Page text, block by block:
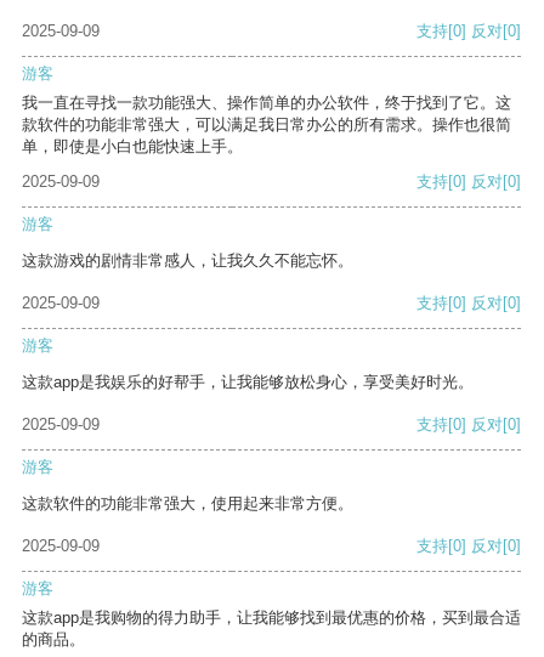
2025-09-09 支持[0] 反对[0]
游客
我一直在寻找一款功能强大、操作简单的办公软件，终于找到了它。这
款软件的功能非常强大，可以满足我日常办公的所有需求。操作也很简
单，即使是小白也能快速上手。
2025-09-09
支持[0] 反对[0]
游客
这款游戏的剧情非常感人，让我久久不能忘怀。
2025-09-09 支持[0] 反对[0]
游客
这款app是我娱乐的好帮手，让我能够放松身心，享受美好时光。
2025-09-09 支持[0] 反对[0]
游客
这款软件的功能非常强大，使用起来非常方便。
2025-09-09 支持[0] 反对[0]
游客
这款app是我购物的得力助手，让我能够找到最优惠的价格，买到最合适
的商品。